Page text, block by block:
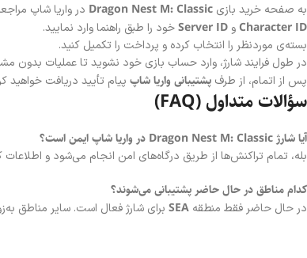
به صفحه خرید بازی Dragon Nest M: Classic در واریا شاپ
Character ID و Server IDخود را طبق راهنما وارد نمایید.
بسته‌ی موردنظر را انتخاب کرده و پرداخت را تکمیل کنید.
در طول فرایند شارژ، وارد حساب بازی خود نشوید تا عملیات بدون
پس از اتمام، از طرف پشتیبانی واریا شاپ پیام تأیید دریافت خواهید
سؤالات متداول (FAQ)
آیا شارژ Dragon Nest M: Classic در واریا شاپ ایمن است؟
بله، تمام تراکنش‌ها از طریق درگاه‌های امن انجام می‌شود و
کدام مناطق در حال حاضر پشتیبانی می‌شوند؟
در حال حاضر فقط منطقه SEA برای شارژ فعال است. سایر مناطق